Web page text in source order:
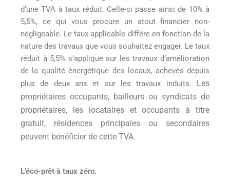
d’une TVA à taux réduit. Celle-ci passe ainsi de 10% à
5,5%, ce qui vous procure un atout financier non-
négligeable. Le taux applicable diffère en fonction de la
nature des travaux que vous souhaitez engager. Le taux
réduit à 5,5% s’applique sur les travaux d’amélioration
de la qualité énergétique des locaux, achevés depuis
plus de deux ans et sur les travaux induits. Les
propriétaires occupants, bailleurs ou syndicats de
propriétaires, les locataires et occupants à titre
gratuit, résidences principales ou secondaires
peuvent bénéficier de cette TVA.
L’éco-prêt à taux zéro.